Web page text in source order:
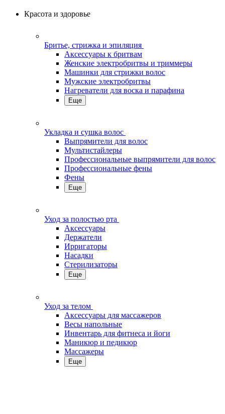
Красота и здоровье
Бритье, стрижка и эпиляция
Аксессуары к бритвам
Женские электробритвы и триммеры
Машинки для стрижки волос
Мужские электробритвы
Нагреватели для воска и парафина
Еще
Укладка и сушка волос
Выпрямители для волос
Мультистайлеры
Профессиональные выпрямители для волос
Профессиональные фены
Фены
Еще
Уход за полостью рта
Аксессуары
Держатели
Ирригаторы
Насадки
Стерилизаторы
Еще
Уход за телом
Аксессуары для массажеров
Весы напольные
Инвентарь для фитнеса и йоги
Маникюр и педикюр
Массажеры
Еще